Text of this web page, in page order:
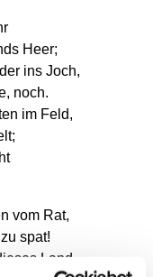
Heer;
ins Joch,
noch.
im Feld,
vom Rat,
spat!
Land,